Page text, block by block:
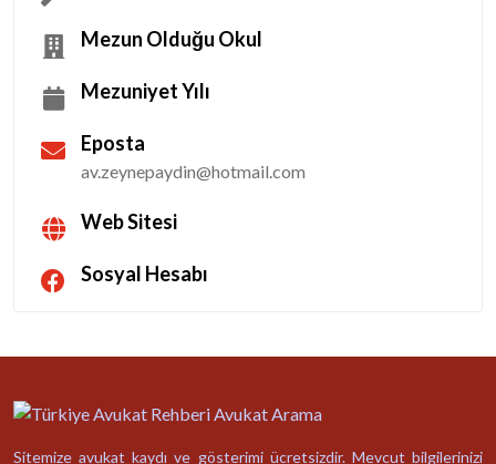
Mezun Olduğu Okul
Mezuniyet Yılı
Eposta
av.zeynepaydin@hotmail.com
Web Sitesi
Sosyal Hesabı
Sitemize avukat kaydı ve gösterimi ücretsizdir. Mevcut bilgilerinizi